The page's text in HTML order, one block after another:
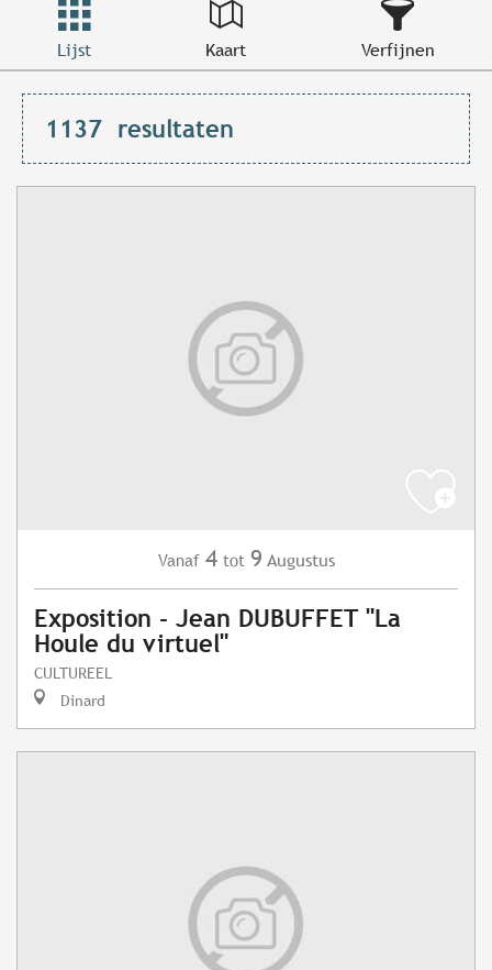
Lijst Kaart Verfijnen
1137 resultaten
Vanaf 4 tot 9 Augustus
Exposition - Jean DUBUFFET "La
Houle du virtuel"
CULTUREEL
Dinard